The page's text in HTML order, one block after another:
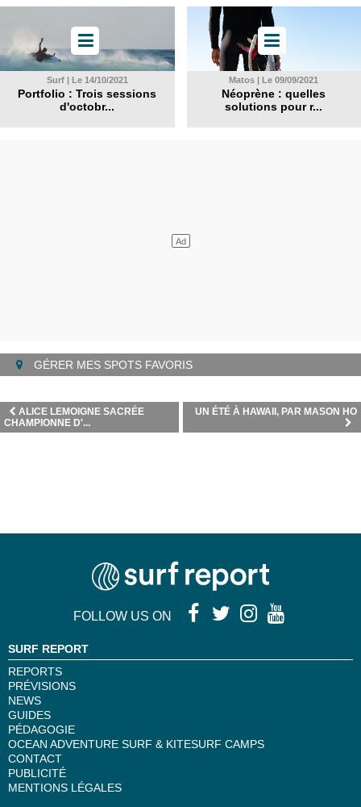
Surf | Le 14/10/2021
Portfolio : Trois sessions
d'octobr...
Matos | Le 09/09/2021
Néoprène : quelles
solutions pour r...
GÉRER MES SPOTS FAVORIS
UN ÉTÉ À HAWAII, PAR MASON HO
ALICE LEMOIGNE SACRÉE
CHAMPIONNE D'...
FOLLOW US ON
SURF REPORT
REPORTS
PRÉVISIONS
NEWS
GUIDES
PÉDAGOGIE
OCEAN ADVENTURE SURF & KITESURF CAMPS
CONTACT
PUBLICITÉ
MENTIONS LÉGALES